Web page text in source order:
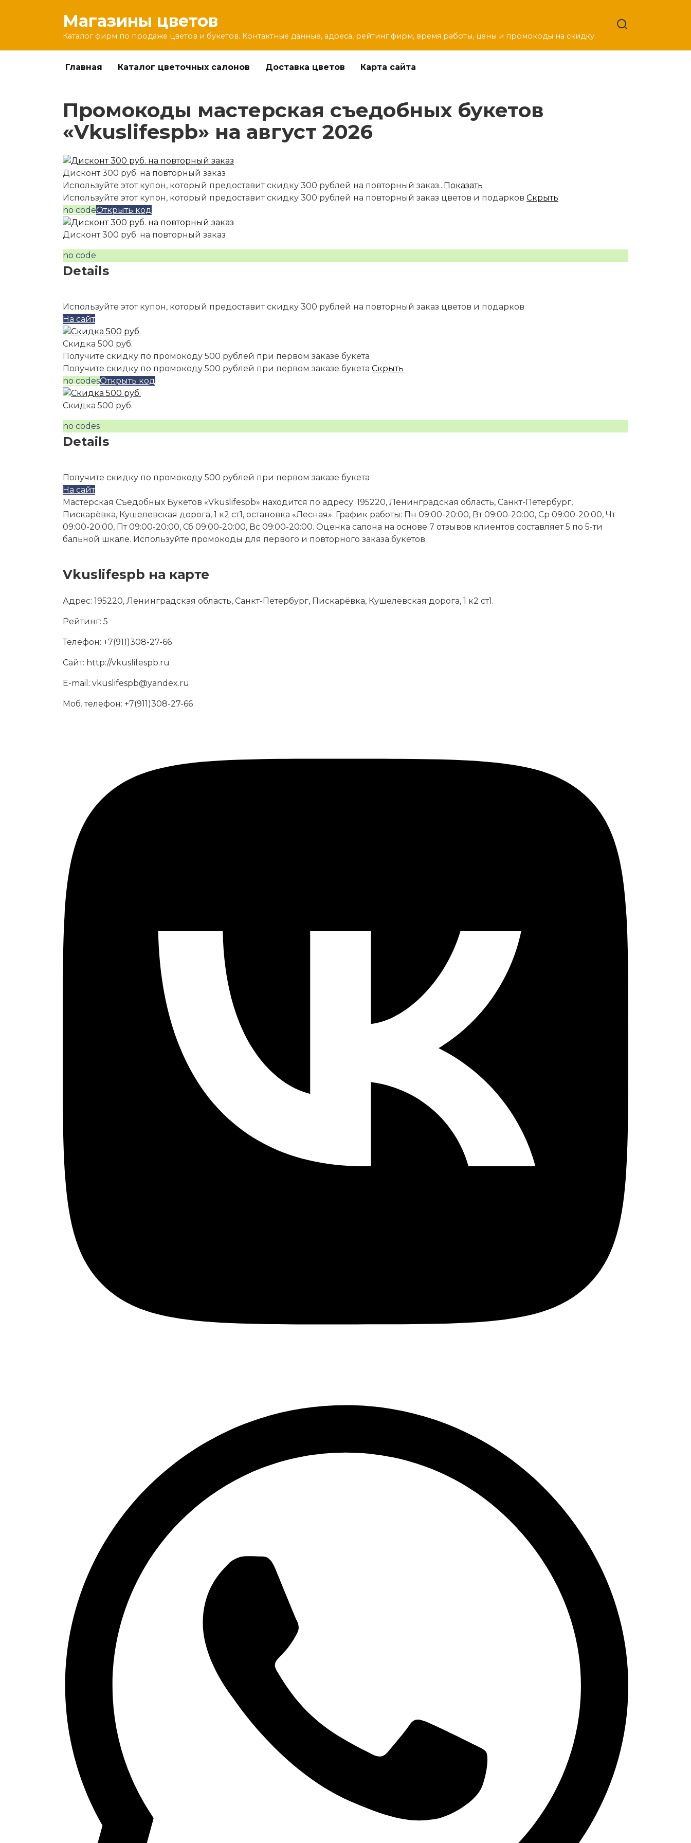
Магазины цветов
Каталог фирм по продаже цветов и букетов. Контактные данные, адреса, рейтинг фирм, время работы, цены и промокоды на скидку.
Главная Каталог цветочных салонов Доставка цветов Карта сайта
Промокоды мастерская съедобных букетов
«Vkuslifespb» на август 2026
Дисконт 300 руб. на повторный заказ
Используйте этот купон, который предоставит скидку 300 рублей на повторный заказ...Показать
Используйте этот купон, который предоставит скидку 300 рублей на повторный заказ цветов и подарков Скрыть
no codeОткрыть код
Дисконт 300 руб. на повторный заказ
no code
Details
Используйте этот купон, который предоставит скидку 300 рублей на повторный заказ цветов и подарков
На сайт
Скидка 500 руб.
Получите скидку по промокоду 500 рублей при первом заказе букета
Получите скидку по промокоду 500 рублей при первом заказе букета Скрыть
no codesОткрыть код
Скидка 500 руб.
no codes
Details
Получите скидку по промокоду 500 рублей при первом заказе букета
На сайт
Мастерская Съедобных Букетов «Vkuslifespb» находится по адресу: 195220, Ленинградская область, Санкт-Петербург,
Пискарёвка, Кушелевская дорога, 1 к2 ст1, остановка «Лесная». График работы: Пн 09:00-20:00, Вт 09:00-20:00, Ср 09:00-20:00, Чт
09:00-20:00, Пт 09:00-20:00, Сб 09:00-20:00, Вс 09:00-20:00. Оценка салона на основе 7 отзывов клиентов составляет 5 по 5-ти
бальной шкале. Используйте промокоды для первого и повторного заказа букетов.
Vkuslifespb на карте
Адрес: 195220, Ленинградская область, Санкт-Петербург, Пискарёвка, Кушелевская дорога, 1 к2 ст1.
Рейтинг: 5
Телефон: +7(911)308-27-66
Сайт: http://vkuslifespb.ru
E-mail: vkuslifespb@yandex.ru
Моб. телефон: +7(911)308-27-66